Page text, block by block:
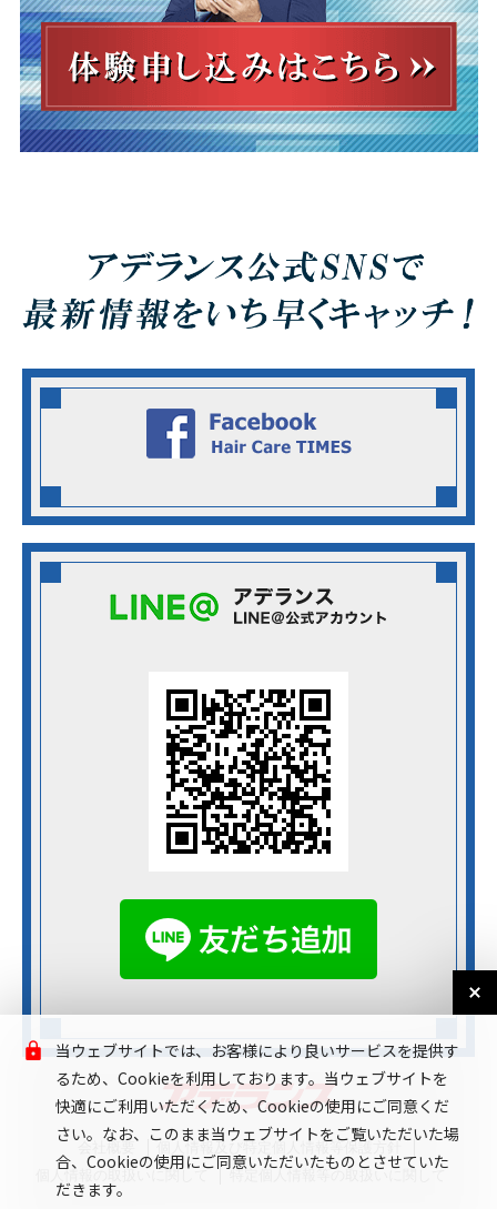
会社概要
個人情報及び特定個人情報等保護方針
個人情報の取扱いに関して
特定個人情報等の取扱いに関して
当ウェブサイトでは、お客様により良いサービスを提供す
るため、Cookieを利用しております。当ウェブサイトを
快適にご利用いただくため、Cookieの使用にご同意くだ
さい。なお、このまま当ウェブサイトをご覧いただいた場
合、Cookieの使用にご同意いただいたものとさせていた
だきます。